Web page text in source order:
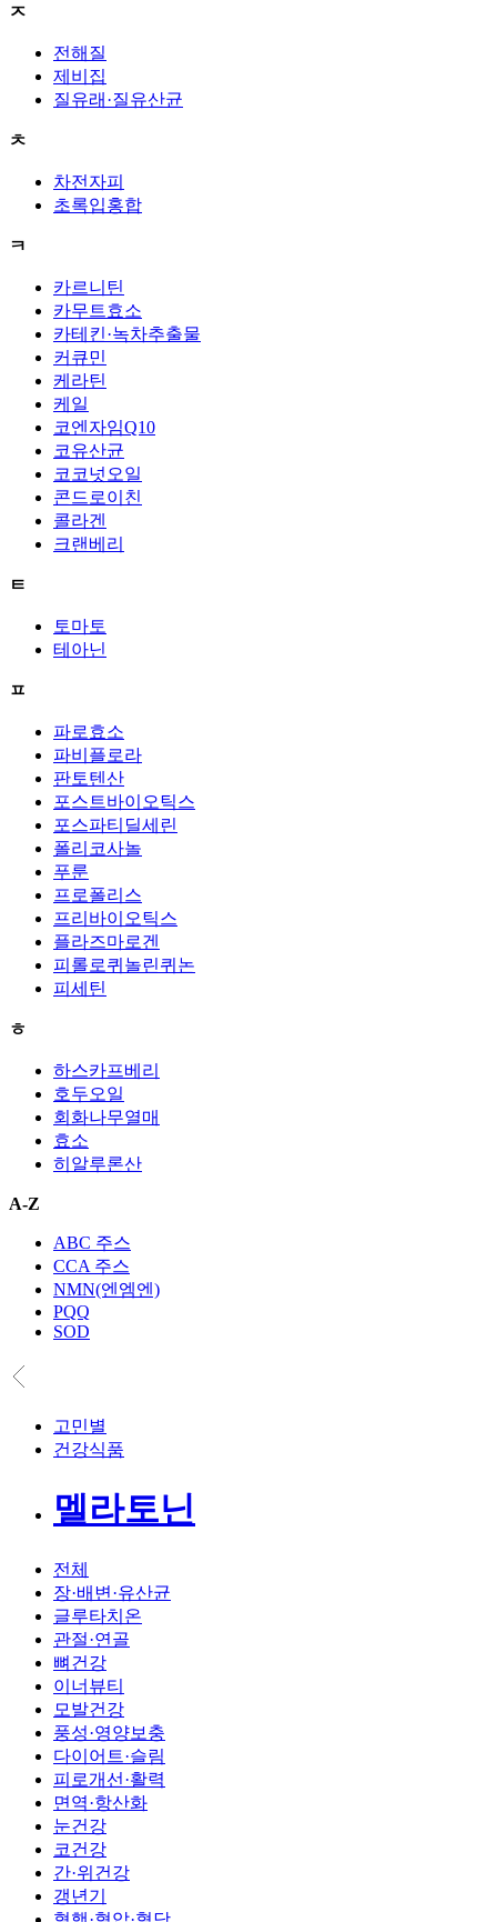
ㅈ
전해질
제비집
질유래·질유산균
ㅊ
차전자피
초록입홍합
ㅋ
카르니틴
카무트효소
카테킨·녹차추출물
커큐민
케라틴
케일
코엔자임Q10
코유산균
코코넛오일
콘드로이친
콜라겐
크랜베리
ㅌ
토마토
테아닌
ㅍ
파로효소
파비플로라
판토텐산
포스트바이오틱스
포스파티딜세린
폴리코사놀
푸룬
프로폴리스
프리바이오틱스
플라즈마로겐
피롤로퀴놀린퀴논
피세틴
ㅎ
하스카프베리
호두오일
회화나무열매
효소
히알루론산
A-Z
ABC 주스
CCA 주스
NMN(엔엠엔)
PQQ
SOD
고민별
건강식품
멜라토닌
전체
장·배변·유산균
글루타치온
관절·연골
뼈건강
이너뷰티
모발건강
풍성·영양보충
다이어트·슬림
피로개선·활력
면역·항산화
눈건강
코건강
간·위건강
갱년기